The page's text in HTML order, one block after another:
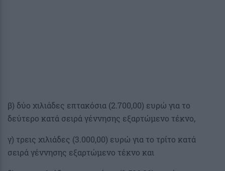
β) δύο χιλιάδες επτακόσια (2.700,00) ευρώ για το
δεύτερο κατά σειρά γέννησης εξαρτώμενο τέκνο,
γ) τρεις χιλιάδες (3.000,00) ευρώ για το τρίτο κατά
σειρά γέννησης εξαρτώμενο τέκνο και